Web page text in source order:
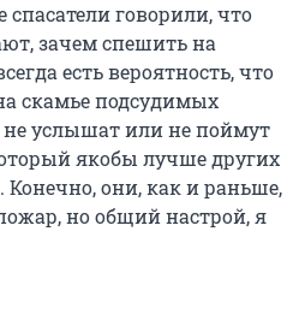
говорили, что
зачем спешить на
есть вероятность, что
скамье подсудимых
не услышат или не поймут
якобы лучше других
Конечно, они, как и раньше,
но общий настрой, я